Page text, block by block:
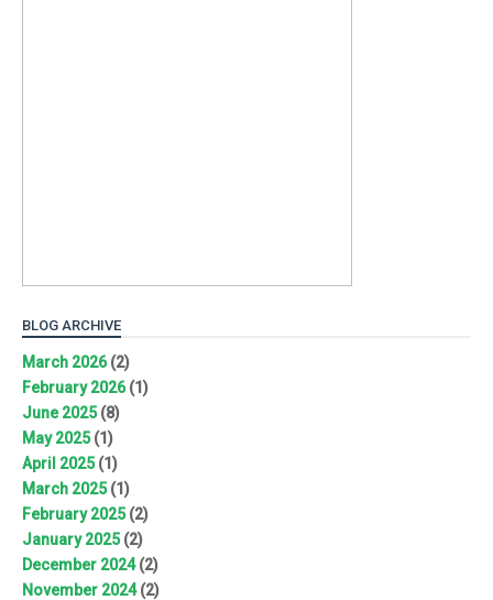
BLOG ARCHIVE
March 2026(2)
February 2026(1)
June 2025(8)
May 2025(1)
April 2025(1)
March 2025(1)
February 2025(2)
January 2025(2)
December 2024(2)
November 2024(2)